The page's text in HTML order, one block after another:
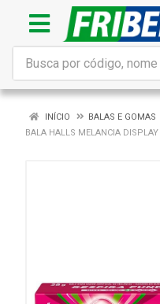
INÍCIO BALAS E GOMAS
BALA HALLS MELANCIA